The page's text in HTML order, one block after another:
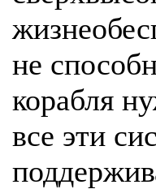
не
корабля
все эти